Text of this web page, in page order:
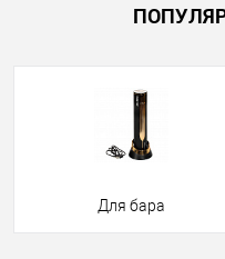
Для бара